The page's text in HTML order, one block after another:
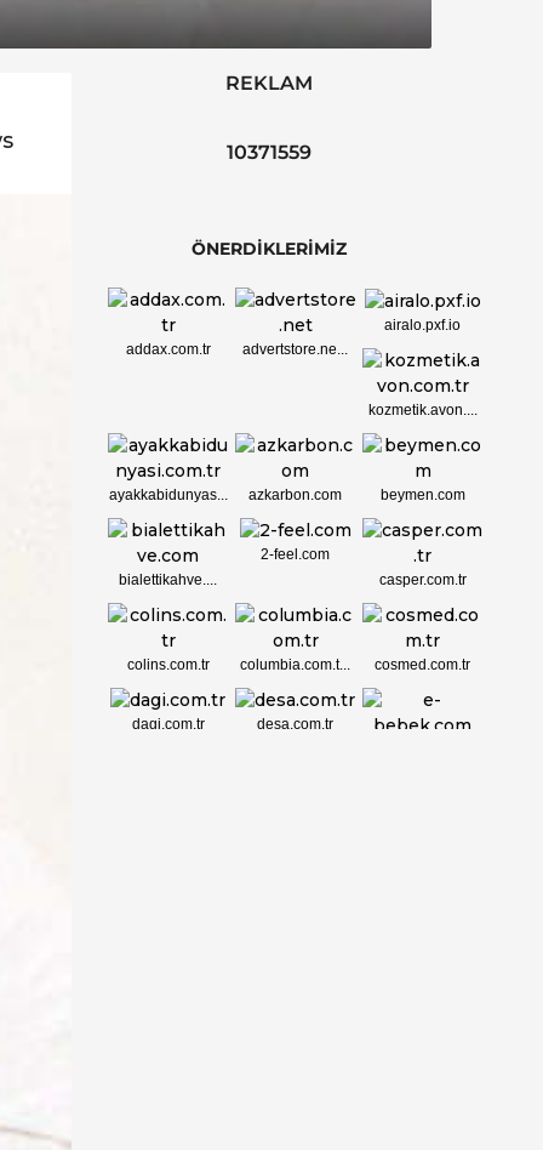
REKLAM
10371559
ÖNERDİKLERİMİZ
addax.com.tr advertstore.ne...
airalo.pxf.io
kozmetik.avon....
ayakkabidunyas... azkarbon.com beymen.com
bialettikahve....
2-feel.com
casper.com.tr
colins.com.tr columbia.com.t... cosmed.com.tr
dagi.com.tr
desa.com.tr